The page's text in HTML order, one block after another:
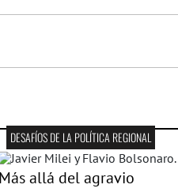
DESAFÍOS DE LA POLÍTICA REGIONAL
Más allá del agravio